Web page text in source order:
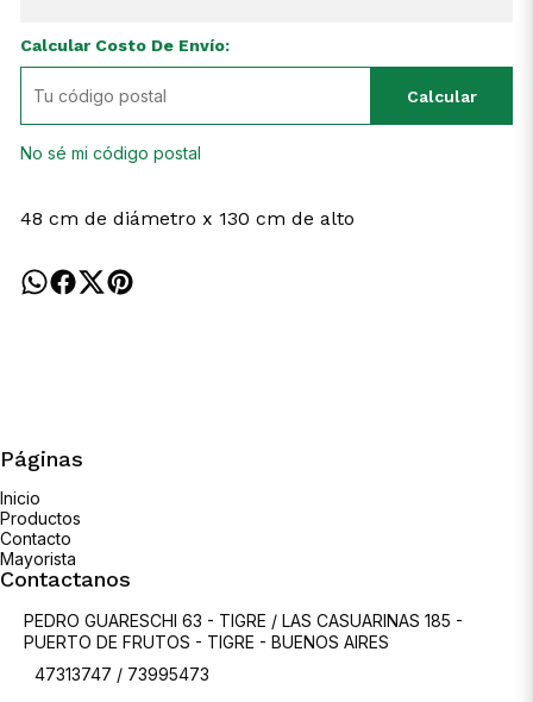
Calcular Costo De Envío:
Calcular
No sé mi código postal
48 cm de diámetro x 130 cm de alto
Páginas
Inicio
Productos
Contacto
Mayorista
Contactanos
PEDRO GUARESCHI 63 - TIGRE / LAS CASUARINAS 185 -
PUERTO DE FRUTOS - TIGRE - BUENOS AIRES
47313747 / 73995473